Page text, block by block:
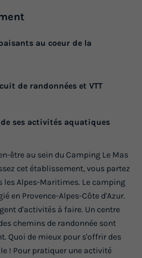
- Mobilhome
- 2 chambres -
Récent
Chambres Salle de bain
au coeur de la
de randonnées et VTT
ses activités aquatiques
être au sein du Camping Le Mas
cet établissement, vous partez
Alpes-Maritimes. Le camping
en Provence-Alpes-Côte d'Azur.
d'activités à faire. Un centre
chemins de randonnée sont
Quoi de mieux pour s'offrir des
! Pour pratiquer une activité